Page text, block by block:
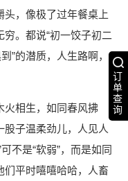
订
单
查
询
头，像极了过年餐桌上
。都说“初一饺子初二
”的潜质，人生路啊，
火相生，如同春风拂
子温柔劲儿，人见人
不是“软弱”，而是如同
们平时嘻嘻哈哈，人畜